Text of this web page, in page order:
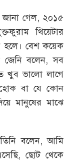
জানা গেল, ২০১৫
থিয়েটার
হলে। বেশ কয়েক
জেনি বলেন, সব
খুব ভালো লাগে
হোক বা যে কোন
মানুষের মাঝে
বলেন, আমি
ছোট থেকে